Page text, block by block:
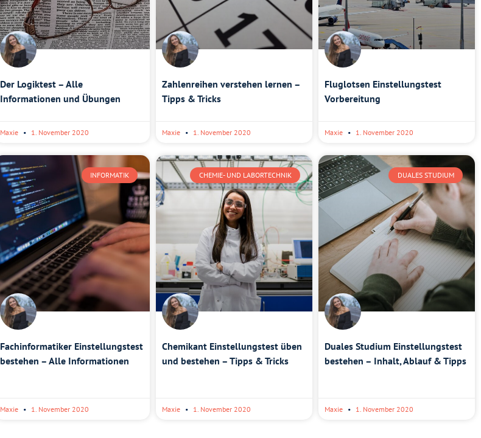
Der Logiktest – Alle
Informationen und Übungen
Maxie 1. November 2020
Zahlenreihen verstehen lernen –
Tipps & Tricks
Maxie 1. November 2020
Fluglotsen Einstellungstest
Vorbereitung
Maxie 1. November 2020
INFORMATIK
Fachinformatiker Einstellungstest
bestehen – Alle Informationen
Maxie 1. November 2020
CHEMIE- UND LABORTECHNIK
Chemikant Einstellungstest üben
und bestehen – Tipps & Tricks
Maxie 1. November 2020
DUALES STUDIUM
Duales Studium Einstellungstest
bestehen – Inhalt, Ablauf & Tipps
Maxie 1. November 2020